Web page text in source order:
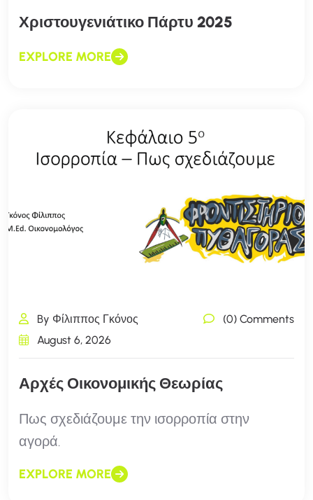
Χριστουγενιάτικο Πάρτυ 2025
EXPLORE MORE
By Φίλιππος Γκόνος
(0) Comments
August 6, 2026
Αρχές Οικονομικής Θεωρίας
Πως σχεδιάζουμε την ισορροπία στην
αγορά.
EXPLORE MORE